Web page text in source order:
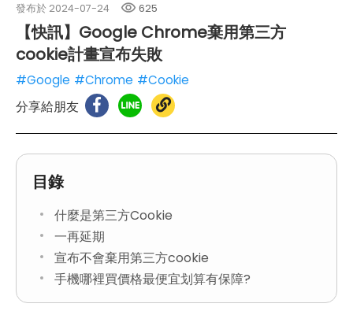
發布於 2024-07-24 625
【快訊】Google Chrome棄用第三方
cookie計畫宣布失敗
#Google #Chrome #Cookie
分享給朋友
目錄
什麼是第三方Cookie
一再延期
宣布不會棄用第三方cookie
手機哪裡買價格最便宜划算有保障?